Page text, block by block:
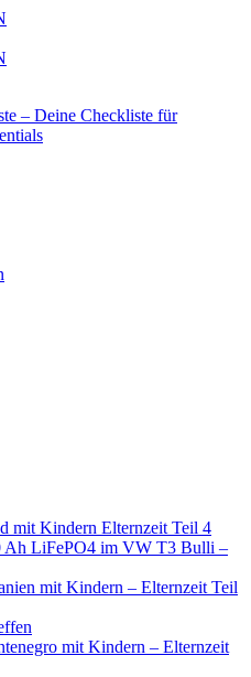
– Deine Checkliste für
mit Kindern Elternzeit Teil 4
Ah LiFePO4 im VW T3 Bulli –
mit Kindern – Elternzeit Teil
mit Kindern – Elternzeit